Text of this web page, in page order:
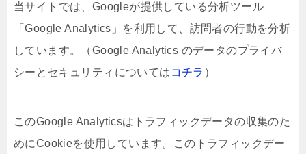
当サイトでは、Googleが提供している分析ツール
「Google Analytics」を利用して、訪問者の行動を分析
しています。（Google Analytics のデータのプライバ
シーとセキュリティについては コチラ ）
このGoogle Analyticsはトラフィックデータの収集のた
めにCookieを使用しています。このトラフィックデー